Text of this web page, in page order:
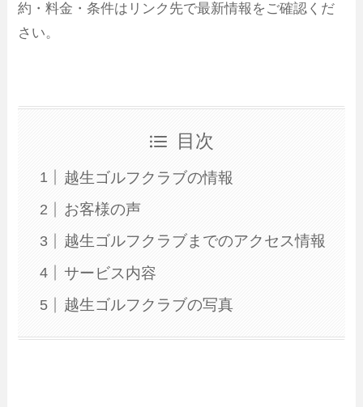
約・料金・条件はリンク先で最新情報をご確認くだ
さい。
目次
越生ゴルフクラブの情報
お客様の声
越生ゴルフクラブまでのアクセス情報
サービス内容
越生ゴルフクラブの写真